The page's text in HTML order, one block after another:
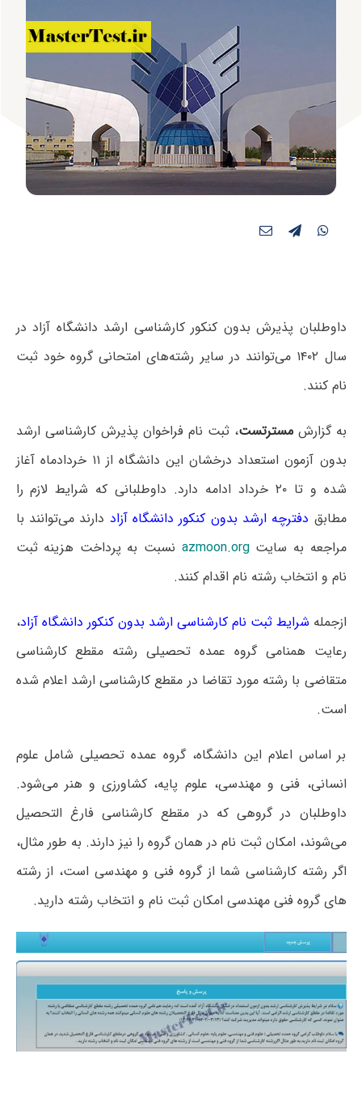
داوطلبان پذیرش بدون کنکور کارشناسی ارشد دانشگاه آزاد در
سال ۱۴۰۲ می‌توانند در سایر رشته‌های امتحانی گروه خود ثبت
نام کنند.
به گزارشمسترتست، ثبت نام فراخوان پذیرش کارشناسی ارشد
بدون‌ آزمون استعداد درخشان این دانشگاه از ۱۱ خردادماه آغاز
شده و تا ۲۰ خرداد ادامه دارد. داوطلبانی که شرایط لازم را
مطابق دفترچه ارشد بدون کنکور دانشگاه‌ آزاد دارند می‌توانند با
مراجعه به سایتazmoon.org نسبت به پرداخت هزینه ثبت
نام و انتخاب رشته نام اقدام کنند.
ازجمله شرایط ثبت نام کارشناسی ارشد بدون کنکور دانشگاه آزاد،
رعایت همنامی گروه عمده تحصیلی رشته مقطع کارشناسی
متقاضی با رشته مورد تقاضا در مقطع کارشناسی ارشد اعلام شده
است.
بر اساس اعلام این دانشگاه، گروه عمده تحصیلی شامل علوم
انسانی، فنی و مهندسی، علوم پایه، کشاورزی و هنر می‌شود.
داوطلبان در گروهی که در مقطع کارشناسی فارغ التحصیل
می‌شوند، امکان ثبت نام در همان گروه را نیز دارند. به طور مثال،
اگر رشته کارشناسی شما از گروه فنی و مهندسی است، از رشته
های گروه فنی مهندسی امکان ثبت نام و انتخاب رشته دارید.